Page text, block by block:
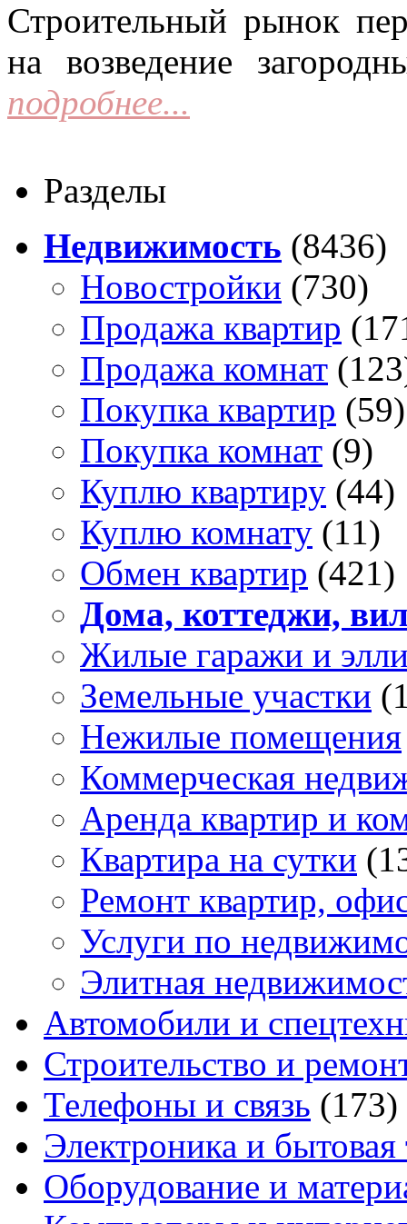
Строительный рынок
на возведение
подробнее...
Разделы
Недвижимость (8436)
Новостройки (730)
Продажа квартир
Продажа комнат
Покупка квартир (59)
Покупка комнат (9)
Куплю квартиру (44)
Куплю комнату (11)
Обмен квартир (421)
Дома, коттеджи,
Жилые гаражи и
Земельные участки
Нежилые помещения
Коммерческая
Аренда квартир и
Квартира на сутки
Ремонт квартир,
Услуги по
Элитная
Автомобили и
Строительство и
Телефоны и связь (173)
Электроника и бытовая
Оборудование и